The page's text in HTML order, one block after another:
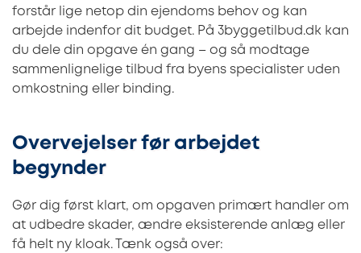
forstår lige netop din ejendoms behov og kan
arbejde indenfor dit budget. På 3byggetilbud.dk kan
du dele din opgave én gang – og så modtage
sammenlignelige tilbud fra byens specialister uden
omkostning eller binding.
Overvejelser før arbejdet
begynder
Gør dig først klart, om opgaven primært handler om
at udbedre skader, ændre eksisterende anlæg eller
få helt ny kloak. Tænk også over: